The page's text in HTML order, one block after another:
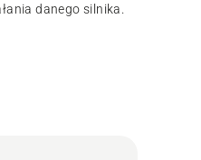
danego silnika.